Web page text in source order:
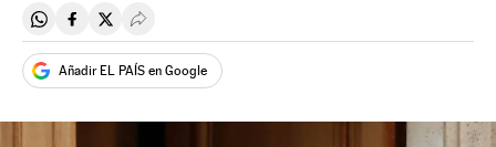
Compartir en Whatsapp
Compartir en Facebook
Compartir en Twitter
Desplegar Redes Sociales
Añadir EL PAÍS en Google